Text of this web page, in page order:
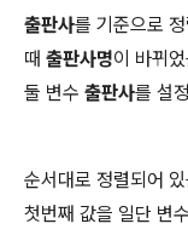
출판사를 기준으로
때 출판사명이 바뀌
둘 변수 출판사를 설
순서대로 정렬되어
첫번째 값을 일단 변